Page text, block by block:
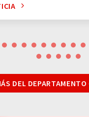
DEL DEPARTAMENTO